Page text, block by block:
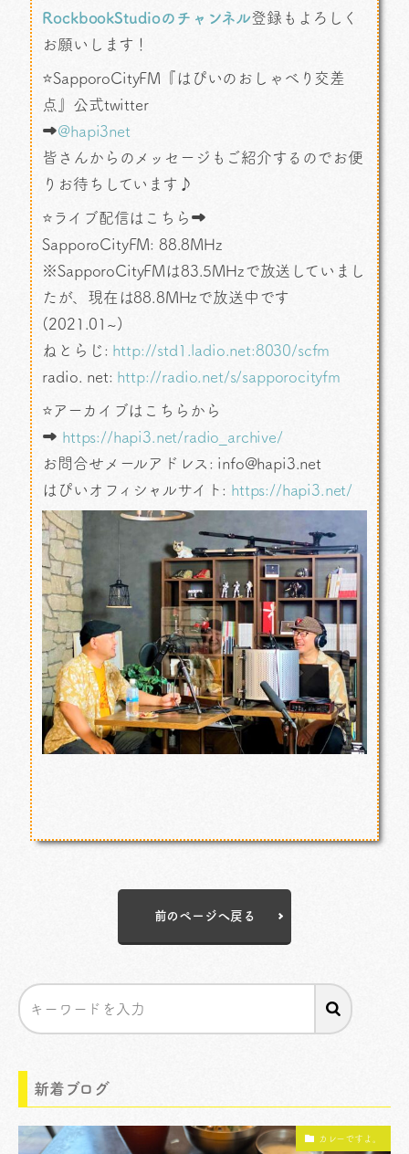
RockbookStudioのチャンネル登録もよろしく
お願いします！
⭐SapporoCityFM『はぴいのおしゃべり交差
点』公式twitter
➡@hapi3net
皆さんからのメッセージもご紹介するのでお便
りお待ちしています♪
⭐ライブ配信はこちら➡
SapporoCityFM: 88.8MHz
※SapporoCityFMは83.5MHzで放送していまし
たが、現在は88.8MHzで放送中です
(2021.01~)
ねとらじ: http://std1.ladio.net:8030/scfm
radio. net: http://radio.net/s/sapporocityfm
⭐アーカイブはこちらから
➡ https://hapi3.net/radio_archive/
お問合せメールアドレス: info@hapi3.net
はぴいオフィシャルサイト: https://hapi3.net/
前のページへ戻る
新着ブログ
カレーですよ。